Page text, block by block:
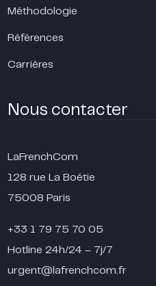
Méthodologie
Références
Carrières
Nous contacter
LaFrenchCom
128 rue La Boétie
75008 Paris
+33 1 79 75 70 05
Hotline 24h/24 – 7j/7
urgent@lafrenchcom.fr